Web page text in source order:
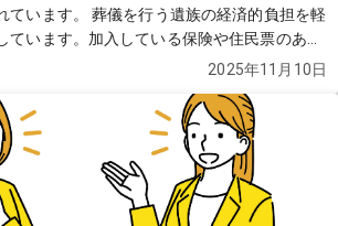
う遺族の経済的負担を軽
ています。加入している保険や住民票のある
える金額や必要な申請書類などが異なります
2025年11月10日